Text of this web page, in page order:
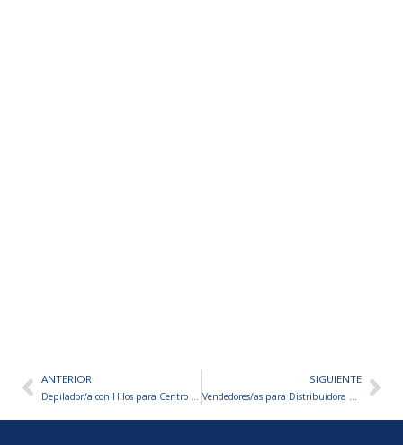
AntANTERIOR
Depilador/a con Hilos para Centro de Depilación
SIGUIENTE
Vendedores/as para Distribuidora Mayorista